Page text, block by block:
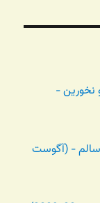
نخورین -
سالم - (آگوست